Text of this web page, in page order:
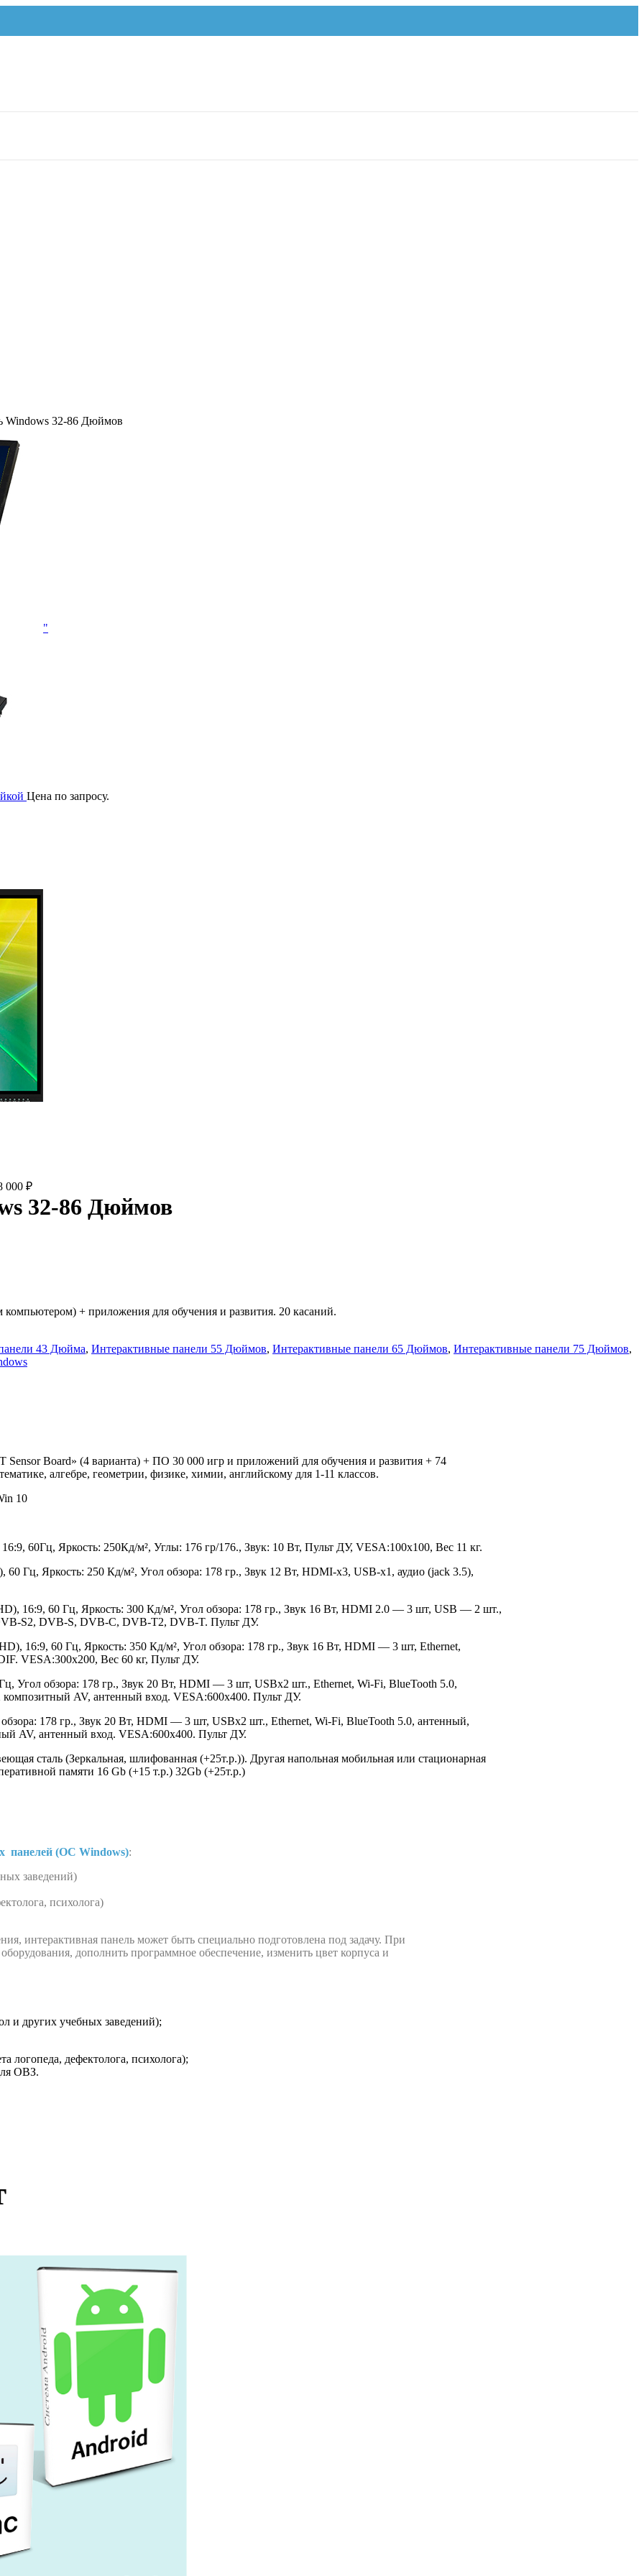
забег"
Windows 32-86 Дюймов
Цена по запросу.
000 ₽
32-86 Дюймов
+ приложения для обучения и развития. 20 касаний.
43 Дюйма, Интерактивные панели 55 Дюймов, Интерактивные панели 65 Дюймов, Интерактивные панели 75 Дюймов,
Board» (4 варианта) + ПО 30 000 игр и приложений для обучения и развития + 74
алгебре, геометрии, физике, химии, английскому для 1-11 классов.
10
60Гц, Яркость: 250Кд/м², Углы: 176 гр/176., Звук: 10 Вт, Пульт ДУ, VESA:100х100, Вес 11 кг.
Гц, Яркость: 250 Кд/м², Угол обзора: 178 гр., Звук 12 Вт, HDMI-х3, USB-х1, аудио (jack 3.5),
16:9, 60 Гц, Яркость: 300 Кд/м², Угол обзора: 178 гр., Звук 16 Вт, HDMI 2.0 — 3 шт, USB — 2 шт.,
S2, DVB-S, DVB-C, DVB-T2, DVB-T. Пульт ДУ.
16:9, 60 Гц, Яркость: 350 Кд/м², Угол обзора: 178 гр., Звук 16 Вт, HDMI — 3 шт, Ethernet,
VESA:300х200, Вес 60 кг, Пульт ДУ.
Угол обзора: 178 гр., Звук 20 Вт, HDMI — 3 шт, USBх2 шт., Ethernet, Wi-Fi, BlueTooth 5.0,
AV, антенный вход. VESA:600х400. Пульт ДУ.
178 гр., Звук 20 Вт, HDMI — 3 шт, USBх2 шт., Ethernet, Wi-Fi, BlueTooth 5.0, антенный,
AV, антенный вход. VESA:600х400. Пульт ДУ.
сталь (Зеркальная, шлифованная (+25т.р.)). Другая напольная мобильная или стационарная
памяти 16 Gb (+15 т.р.) 32Gb (+25т.р.)
панелей (ОС Windows):
заведений)
психолога)
интерактивная панель может быть специально подготовлена под задачу. При
дополнить программное обеспечение, изменить цвет корпуса и
и других учебных заведений);
логопеда, дефектолога, психолога);
ОВЗ.